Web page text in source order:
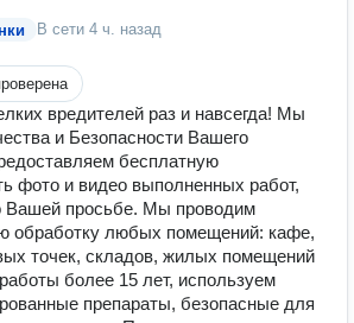
В сети 4 ч. назад
вредителей раз и навсегда! Мы
и Безопасности Вашего
бесплатную
фото и видео выполненных работ,
Вашей просьбе. Мы проводим
обработку любых помещений: кафе,
точек, складов, жилых помещений
более 15 лет, используем
препараты, безопасные для